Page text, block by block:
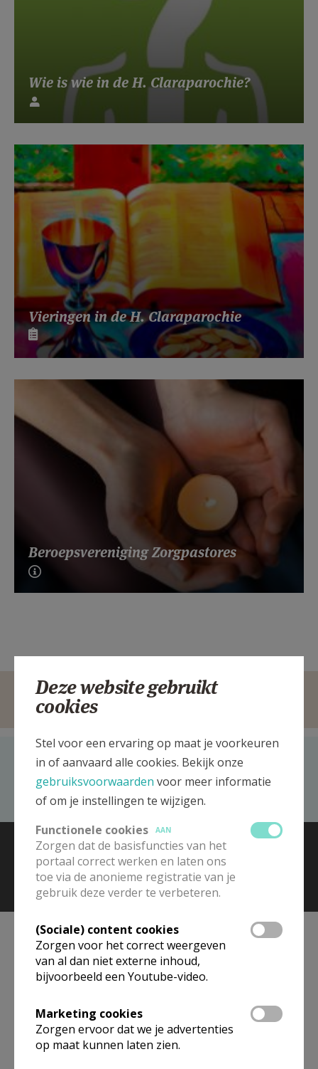
Wie is wie in de H. Claraparochie?
Vieringen in de H. Claraparochie
Beroepsvereniging Zorgpastores
Recent bezocht
H. Claraparochie Eeklo - Kaprijke - Sint-Laureins
© 2026 Kerk en Media vzw Vacatures
Deze website gebruikt
cookies
Stel voor een ervaring op maat je voorkeuren
in of aanvaard alle cookies. Bekijk onze
gebruiksvoorwaarden voor meer informatie
of om je instellingen te wijzigen.
Functionele cookies
AAN
Zorgen dat de basisfuncties van het
portaal correct werken en laten ons
toe via de anonieme registratie van je
gebruik deze verder te verbeteren.
(Sociale) content cookies
Zorgen voor het correct weergeven
van al dan niet externe inhoud,
bijvoorbeeld een Youtube-video.
Marketing cookies
Zorgen ervoor dat we je advertenties
op maat kunnen laten zien.